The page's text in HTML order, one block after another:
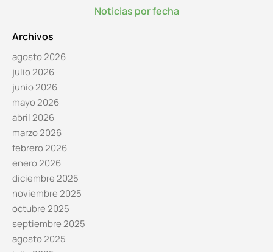
Noticias por fecha
Archivos
agosto 2026
julio 2026
junio 2026
mayo 2026
abril 2026
marzo 2026
febrero 2026
enero 2026
diciembre 2025
noviembre 2025
octubre 2025
septiembre 2025
agosto 2025